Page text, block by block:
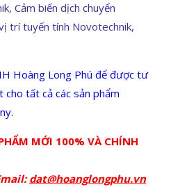
Cảm biến dịch chuyển
trí tuyến tính Novotechnik,
Hoàng Long Phú để được tư
cho tất cả các sản phẩm
MỚI 100% VÀ CHÍNH
dat@hoanglongphu.vn